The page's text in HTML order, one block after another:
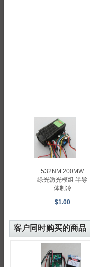
532NM 200MW
绿光激光模组 半导
体制冷
$1.00
客户同时购买的商品